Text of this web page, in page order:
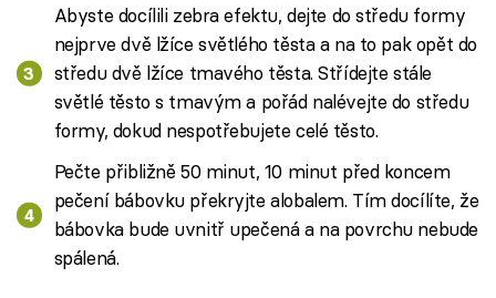
Abyste docílili zebra efektu, dejte do středu formy
nejprve dvě lžíce světlého těsta a na to pak opět do
středu dvě lžíce tmavého těsta. Střídejte stále
světlé těsto s tmavým a pořád nalévejte do středu
formy, dokud nespotřebujete celé těsto.
Pečte přibližně 50 minut, 10 minut před koncem
pečení bábovku překryjte alobalem. Tím docílíte, že
bábovka bude uvnitř upečená a na povrchu nebude
spálená.